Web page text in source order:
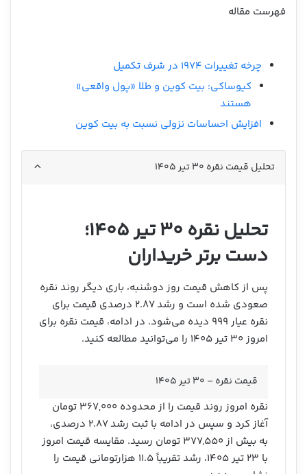
فهرست مقاله
چرخه تغییرات ۱۹۷۴ در شرف تکمیل
کیوساکی: بیت کوین و طلا «پول واقعی»
هستند
افزایش احساسات نزولی نسبت به بیت کوین
تحلیل قیمت نقره ۳۰ تیر ۱۴۰۵
تحلیل نقره ۳۰ تیر ۱۴۰۵؛
دست برتر خریداران
پس از کاهش قیمت روز دوشنبه، باری دیگر روند نقره
صعودی شده است و رشد ۲.۸۷ درصدی قیمت برای
نقره عیار ۹۹۹ دیده می‌شود. در ادامه، قیمت نقره برای
امروز ۳۰ تیر ۱۴۰۵ را می‌توانید مطالعه کنید.
قیمت نقره – ۳۰ تیر ۱۴۰۵
نقره امروز روند قیمت را از محدوده ۳۶۷,۰۰۰ تومان
آغاز کرد و سپس در ادامه با ثبت رشد ۲.۸۷ درصدی،
به بیش از ۳۷۷,۵۵۰ تومان رسید. مقایسه قیمت امروز
با ۲۳ تیر ۱۴۰۵، رشد تقریباً ۱۱.۵ هزارتومانی قیمت را